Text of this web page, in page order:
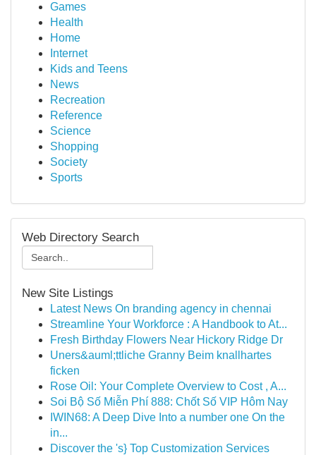
Games
Health
Home
Internet
Kids and Teens
News
Recreation
Reference
Science
Shopping
Society
Sports
Web Directory Search
New Site Listings
Latest News On branding agency in chennai
Streamline Your Workforce : A Handbook to At...
Fresh Birthday Flowers Near Hickory Ridge Dr
Uners&auml;ttliche Granny Beim knallhartes
ficken
Rose Oil: Your Complete Overview to Cost , A...
Soi Bộ Số Miễn Phí 888: Chốt Số VIP Hôm Nay
IWIN68: A Deep Dive Into a number one On the
in...
Discover the 's} Top Customization Services